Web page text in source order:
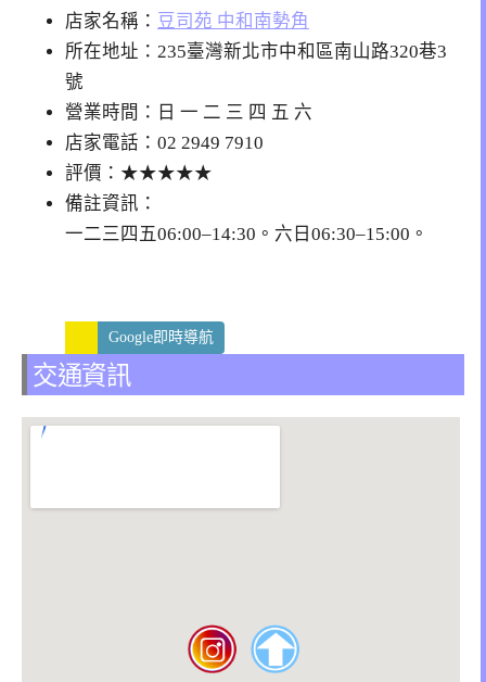
店家名稱： 豆司苑 中和南勢角
所在地址：235臺灣新北市中和區南山路320巷3
號
營業時間：日 一 二 三 四 五 六
店家電話：02 2949 7910
評價：★★★★★
備註資訊：
一二三四五06:00–14:30。六日06:30–15:00。
Google即時導航
交通資訊